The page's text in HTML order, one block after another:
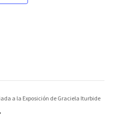
a la Exposición de Graciela Iturbide